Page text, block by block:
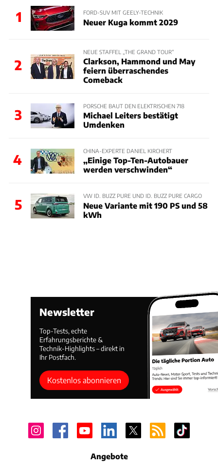
1 FORD-SUV MIT GEELY-TECHNIK
Neuer Kuga kommt 2029
2
NEUE STAFFEL „THE GRAND TOUR“
Clarkson, Hammond und May
feiern überraschendes
Comeback
3
PORSCHE BAUT DEN ELEKTRISCHEN 718
Michael Leiters bestätigt
Umdenken
4
CHINA-EXPERTE DANIEL KIRCHERT
„Einige Top-Ten-Autobauer
werden verschwinden“
5
VW ID. BUZZ PURE UND ID. BUZZ PURE CARGO
Neue Variante mit 190 PS und 58
kWh
Newsletter
Top-Tests, echte
Erfahrungsberichte &
Technik-Highlights – direkt in
Ihr Postfach.
Kostenlos abonnieren
Angebote